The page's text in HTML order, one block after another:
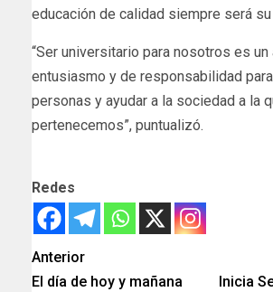
educación de calidad siempre será
“Ser universitario para nosotros es
entusiasmo y de responsabilidad
personas y ayudar a la sociedad a la
pertenecemos”, puntualizó.
Redes
Anterior
El día de hoy y mañana
Inicia